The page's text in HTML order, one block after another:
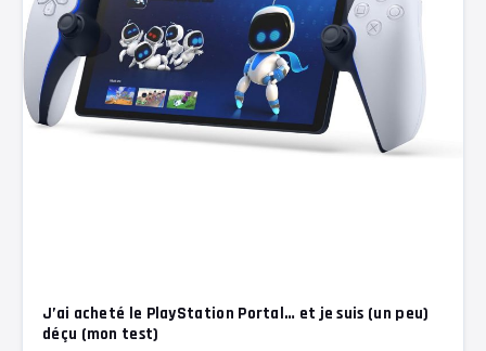
J’ai acheté le PlayStation Portal… et je suis (un peu)
déçu (mon test)